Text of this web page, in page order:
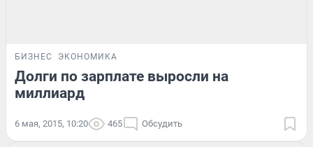
БИЗНЕС ЭКОНОМИКА
Долги по зарплате выросли на
миллиард
6 мая, 2015, 10:20 465 Обсудить